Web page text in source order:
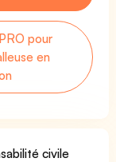
pour
en
civile